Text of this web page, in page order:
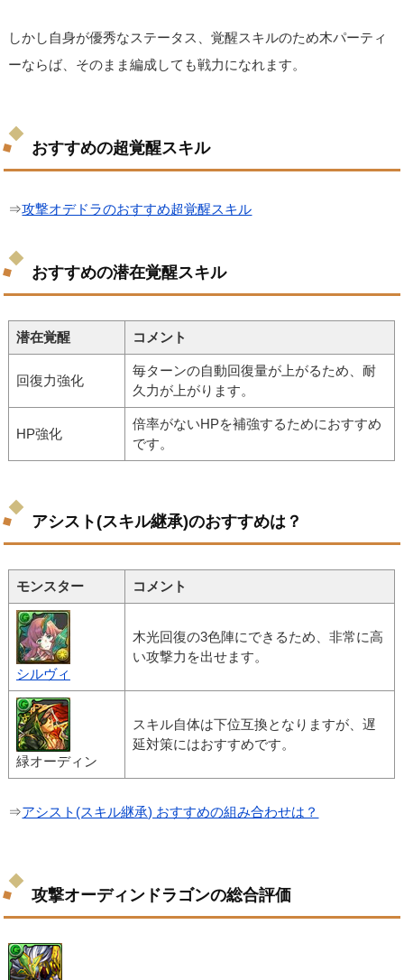
しかし自身が優秀なステータス、覚醒スキルのため木パーティ
ーならば、そのまま編成しても戦力になれます。
おすすめの超覚醒スキル
⇒攻撃オデドラのおすすめ超覚醒スキル
おすすめの潜在覚醒スキル
潜在覚醒 コメント
回復力強化
毎ターンの自動回復量が上がるため、耐
久力が上がります。
HP強化
倍率がないHPを補強するためにおすすめ
です。
アシスト(スキル継承)のおすすめは？
モンスター コメント
シルヴィ
木光回復の3色陣にできるため、非常に高
い攻撃力を出せます。
緑オーディン
スキル自体は下位互換となりますが、遅
延対策にはおすすめです。
⇒アシスト(スキル継承) おすすめの組み合わせは？
攻撃オーディンドラゴンの総合評価